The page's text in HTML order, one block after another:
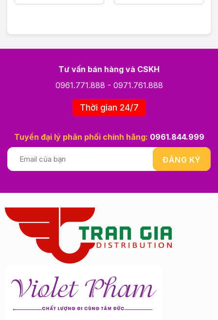
Tư vấn bán hàng và CSKH
0961.771.888 - 0971.761.888
Thời gian 24/7
Tuyển đại lý phân phối chính hãng: 0961.844.999